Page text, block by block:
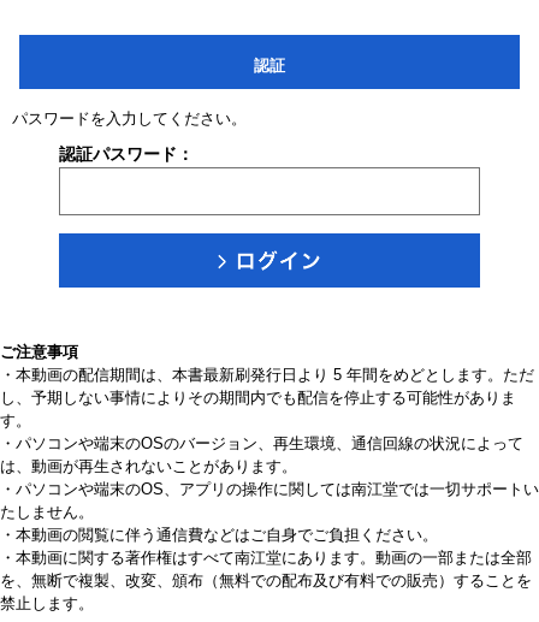
認証
パスワードを入力してください。
認証パスワード：
ご注意事項
・本動画の配信期間は、本書最新刷発行日より 5 年間をめどとします。ただ
し、予期しない事情によりその期間内でも配信を停止する可能性がありま
す。
・パソコンや端末のOSのバージョン、再生環境、通信回線の状況によって
は、動画が再生されないことがあります。
・パソコンや端末のOS、アプリの操作に関しては南江堂では一切サポートい
たしません。
・本動画の閲覧に伴う通信費などはご自身でご負担ください。
・本動画に関する著作権はすべて南江堂にあります。動画の一部または全部
を、無断で複製、改変、頒布（無料での配布及び有料での販売）することを
禁止します。